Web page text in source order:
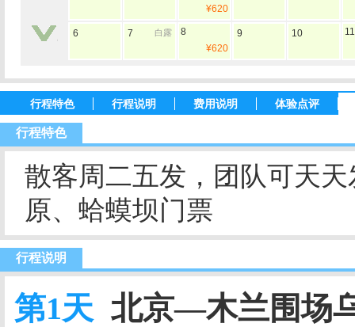
¥620
6 7 白露
8
¥620
9 10 11
行程特色 行程说明 费用说明 体验点评
行程特色
散客周二五发，团队可天
原、蛤蟆坝门票
行程说明
第1天 北京—木兰围场